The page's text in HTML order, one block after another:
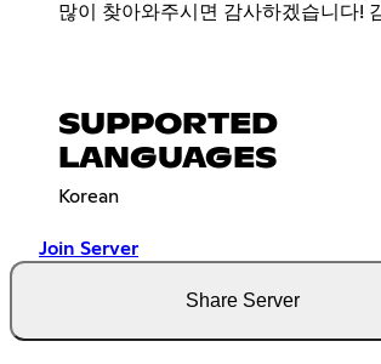
많이 찾아와주시면 감사하겠습니다!
SUPPORTED
LANGUAGES
Korean
Join Server
Share Server